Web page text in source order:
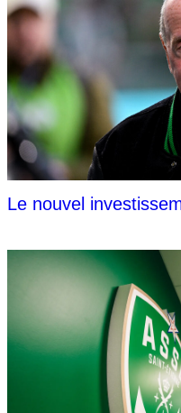
Le nouvel